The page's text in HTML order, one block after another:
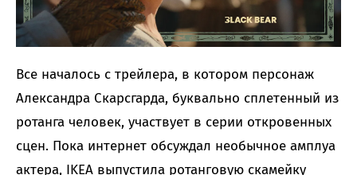
Все началось с трейлера, в котором персонаж
Александра Скарсгарда, буквально сплетенный из
ротанга человек, участвует в серии откровенных
сцен. Пока интернет обсуждал необычное амплуа
актера, IKEA выпустила ротанговую скамейку